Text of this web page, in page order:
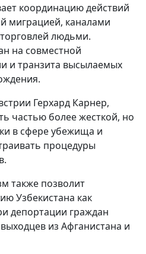
координацию действий
миграцией, каналами
людьми.
на совместной
и транзита высылаемых
Герхард Карнер,
частью более жесткой, но
в сфере убежища и
процедуры
также позволит
Узбекистана как
депортации граждан
из Афганистана и